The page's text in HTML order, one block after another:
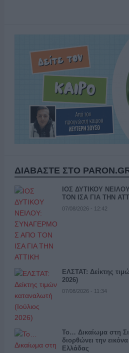
ΔΙΑΒΑΣΤΕ ΣΤΟ
ΙΟΣ ΔΥΤΙΚΟΥ
ΤΟΝ ΙΣΑ ΓΙΑ ΤΗΝ
07/08/2026 - 12:42
ΕΛΣΤΑΤ: Δείκτης
2026)
07/08/2026 - 11:34
Το… Δικαίωμα στη
διορθώνει την
Ελλάδας